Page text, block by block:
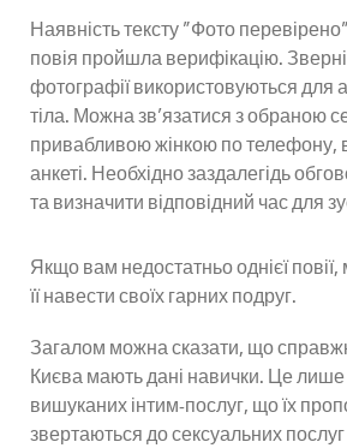
Наявність тексту "Фото
повія пройшла верифікацію.
фотографії використовуються для
тіла. Можна зв'язатися з обраною
привабливою жінкою по телефону,
анкеті. Необхідно заздалегідь
та визначити відповідний час для
Якщо вам недостатньо однієї
її навести своїх гарних подруг.
Загалом можна сказати, що справжні
Києва мають дані навички. Це
вишуканих інтим-послуг, що їх
звертаються до сексуальних